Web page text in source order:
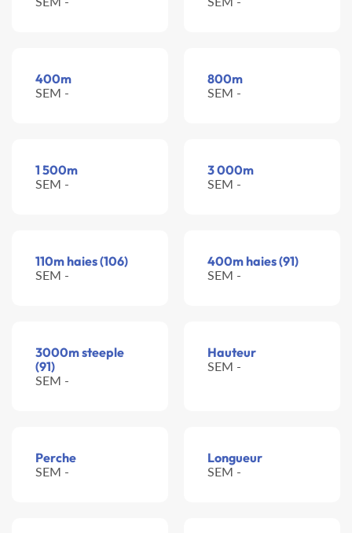
400m
SEM -
800m
SEM -
1 500m
SEM -
3 000m
SEM -
110m haies (106)
SEM -
400m haies (91)
SEM -
3000m steeple
(91)
SEM -
Hauteur
SEM -
Perche
SEM -
Longueur
SEM -